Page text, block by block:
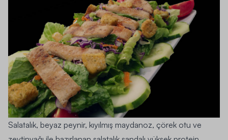
Salatalık, beyaz peynir, kıyılmış maydanoz, çörek otu ve